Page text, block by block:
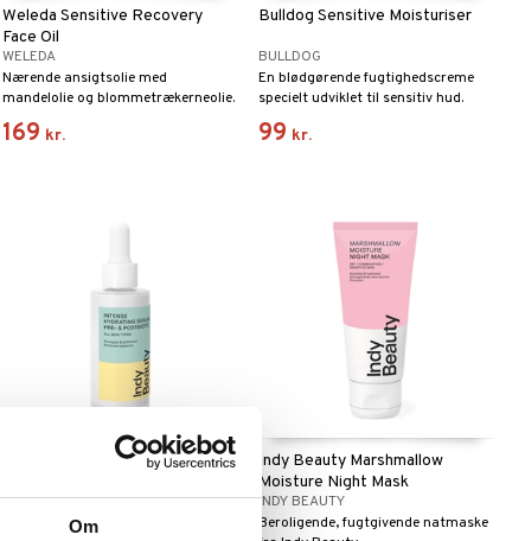
Om
Weleda Sensitive Recovery
Face Oil
WELEDA
Nærende ansigtsolie med
mandelolie og blommetrækerneolie.
Parfumefri.
169 kr.
Bulldog Sensitive Moisturiser
BULLDOG
En blødgørende fugtighedscreme
specielt udviklet til sensitiv hud.
99 kr.
Indy Beauty Intense Hydrating
INDY BEAUTY
Dybt fugtgivende ansigtsserum fra
Indy Beauty Marshmallow
Moisture Night Mask
INDY BEAUTY
Beroligende, fugtgivende natmaske